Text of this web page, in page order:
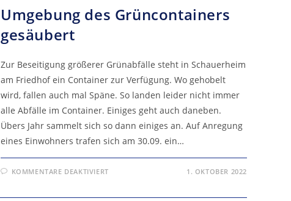
Umgebung des Grüncontainers
gesäubert
Zur Beseitigung größerer Grünabfälle steht in Schauerheim
am Friedhof ein Container zur Verfügung. Wo gehobelt
wird, fallen auch mal Späne. So landen leider nicht immer
alle Abfälle im Container. Einiges geht auch daneben.
Übers Jahr sammelt sich so dann einiges an. Auf Anregung
eines Einwohners trafen sich am 30.09. ein…
KOMMENTARE DEAKTIVIERTFÜR
GRÜNCONTAINERS
1. OKTOBER 2022